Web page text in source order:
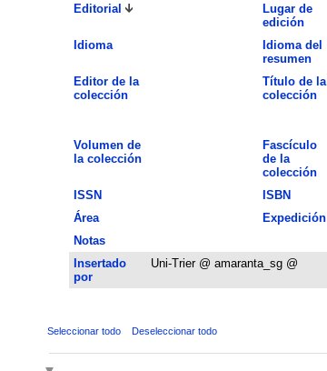
Editorial
Lugar de
edición
Idioma
Idioma del
resumen
Editor de la
colección
Título de la
colección
Volumen de
la colección
Fascículo
de la
colección
ISSN ISBN
Área
Expedición
Notas
Insertado
por
Uni-Trier @ amaranta_sg @
Seleccionar todo Deseleccionar todo